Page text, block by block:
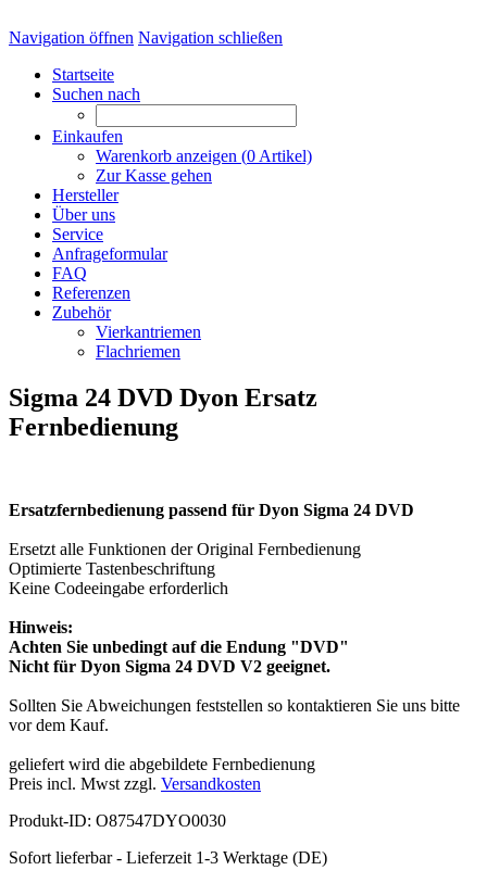
Navigation öffnen Navigation schließen
Startseite
Suchen nach
Einkaufen
Warenkorb anzeigen (0 Artikel)
Zur Kasse gehen
Hersteller
Über uns
Service
Anfrageformular
FAQ
Referenzen
Zubehör
Vierkantriemen
Flachriemen
Sigma 24 DVD Dyon Ersatz
Fernbedienung
Ersatzfernbedienung passend für Dyon Sigma 24 DVD
Ersetzt alle Funktionen der Original Fernbedienung
Optimierte Tastenbeschriftung
Keine Codeeingabe erforderlich
Hinweis:
Achten Sie unbedingt auf die Endung "DVD"
Nicht für Dyon Sigma 24 DVD V2 geeignet.
Sollten Sie Abweichungen feststellen so kontaktieren Sie uns bitte
vor dem Kauf.
geliefert wird die abgebildete Fernbedienung
Preis incl. Mwst zzgl. Versandkosten
Produkt-ID: O87547DYO0030
Sofort lieferbar - Lieferzeit 1-3 Werktage (DE)